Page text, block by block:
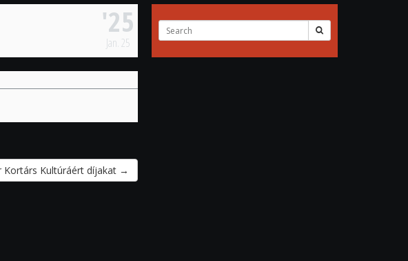
'25
Jan. 25
Kortárs Kultúráért díjakat →
Search
for: